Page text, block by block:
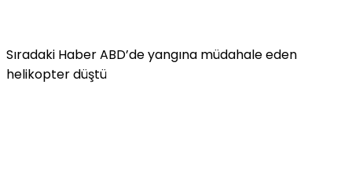
Sıradaki HaberABD’de yangına müdahale eden
helikopter düştü